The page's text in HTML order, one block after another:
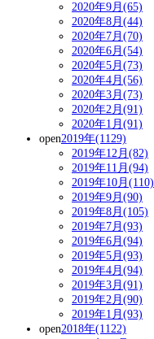
2020年9月(65)
2020年8月(44)
2020年7月(70)
2020年6月(54)
2020年5月(73)
2020年4月(56)
2020年3月(73)
2020年2月(91)
2020年1月(91)
open2019年(1129)
2019年12月(82)
2019年11月(94)
2019年10月(110)
2019年9月(90)
2019年8月(105)
2019年7月(93)
2019年6月(94)
2019年5月(93)
2019年4月(94)
2019年3月(91)
2019年2月(90)
2019年1月(93)
open2018年(1122)